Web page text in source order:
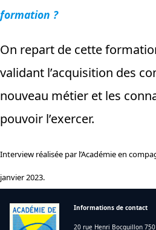
formation ?
On repart de cette
validant l’acquisition des
nouveau métier et les
pouvoir l’exercer.
Interview réalisée par l’Académie en
janvier 2023.
Informations de contact
20 rue Henri Bocquillon